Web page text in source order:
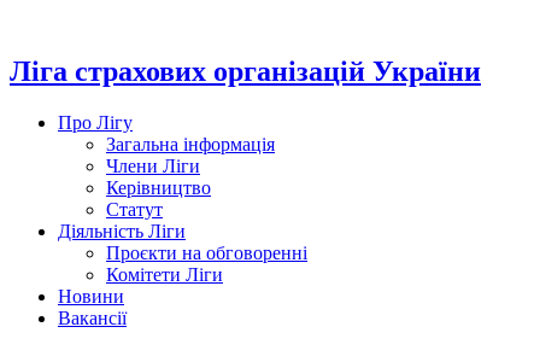
вмісту
Ліга страхових організацій України
Про Лігу
Загальна інформація
Члени Ліги
Керівництво
Статут
Діяльність Ліги
Проєкти на обговоренні
Комітети Ліги
Новини
Вакансії